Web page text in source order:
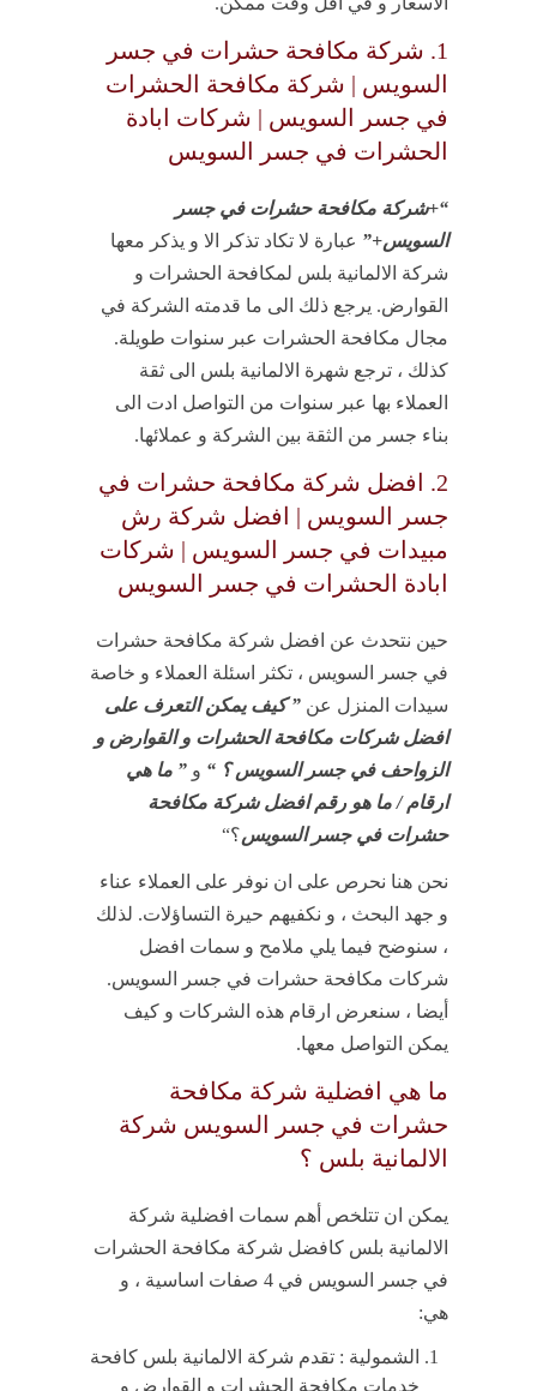
1. شركة مكافحة حشرات في جسر
السويس | شركة مكافحة الحشرات
في جسر السويس | شركات ابادة
الحشرات في جسر السويس
“+شركة مكافحة حشرات في جسر
السويس+” عبارة لا تكاد تذكر الا و يذكر معها
شركة الالمانية بلس لمكافحة الحشرات و
القوارض. يرجع ذلك الى ما قدمته الشركة في
مجال مكافحة الحشرات عبر سنوات طويلة.
كذلك ، ترجع شهرة الالمانية بلس الى ثقة
العملاء بها عبر سنوات من التواصل ادت الى
بناء جسر من الثقة بين الشركة و عملائها.
2. افضل شركة مكافحة حشرات في
جسر السويس | افضل شركة رش
مبيدات في جسر السويس | شركات
ابادة الحشرات في جسر السويس
حين نتحدث عن افضل شركة مكافحة حشرات
في جسر السويس ، تكثر اسئلة العملاء و خاصة
سيدات المنزل عن ” كيف يمكن التعرف على
افضل شركات مكافحة الحشرات و القوارض و
الزواحف في جسر السويس ؟ “ و ” ما هي
ارقام / ما هو رقم افضل شركة مكافحة
حشرات في جسر السويس؟“
نحن هنا نحرص على ان نوفر على العملاء عناء
و جهد البحث ، و نكفيهم حيرة التساؤلات. لذلك
، سنوضح فيما يلي ملامح و سمات افضل
شركات مكافحة حشرات في جسر السويس.
أيضا ، سنعرض ارقام هذه الشركات و كيف
يمكن التواصل معها.
ما هي افضلية شركة مكافحة
حشرات في جسر السويس شركة
الالمانية بلس ؟
يمكن ان تتلخص أهم سمات افضلية شركة
الالمانية بلس كافضل شركة مكافحة الحشرات
في جسر السويس في 4 صفات اساسية ، و
هي:
الشمولية : تقدم شركة الالمانية بلس كافحة
خدمات مكافحة الحشرات و القوارض و